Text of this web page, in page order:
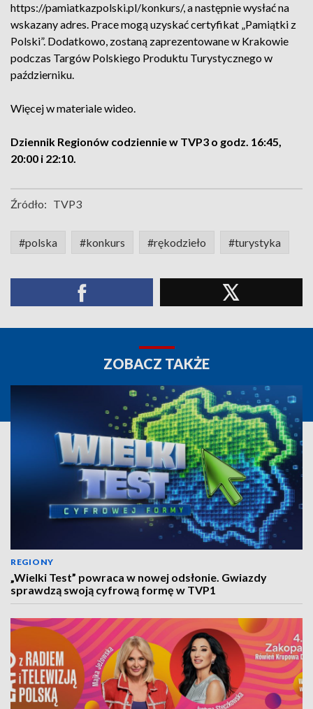
https://pamiatkazpolski.pl/konkurs/, a następnie wysłać na
wskazany adres. Prace mogą uzyskać certyfikat „Pamiątki z
Polski”. Dodatkowo, zostaną zaprezentowane w Krakowie
podczas Targów Polskiego Produktu Turystycznego w
październiku.
Więcej w materiale wideo.
Dziennik Regionów codziennie w TVP3 o godz. 16:45,
20:00 i 22:10.
Źródło: TVP3
#polska #konkurs #rękodzieło #turystyka
ZOBACZ TAKŻE
REGIONY
„Wielki Test” powraca w nowej odsłonie. Gwiazdy
sprawdzą swoją cyfrową formę w TVP1